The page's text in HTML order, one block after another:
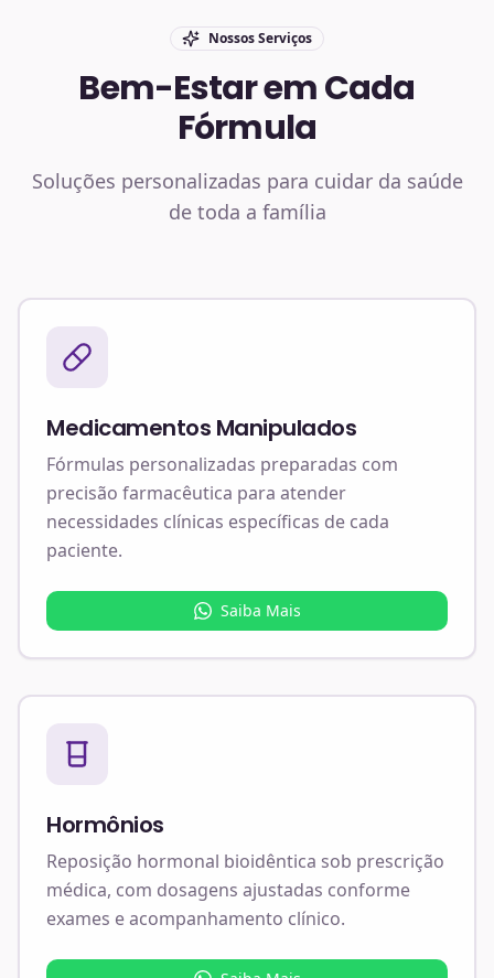
Nossos Serviços
Bem-Estar em Cada
Fórmula
Soluções personalizadas para cuidar da saúde
de toda a família
Medicamentos Manipulados
Fórmulas personalizadas preparadas com
precisão farmacêutica para atender
necessidades clínicas específicas de cada
paciente.
Saiba Mais
Hormônios
Reposição hormonal bioidêntica sob prescrição
médica, com dosagens ajustadas conforme
exames e acompanhamento clínico.